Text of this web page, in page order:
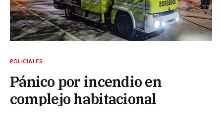
POLICIALES
Pánico por incendio en
complejo habitacional